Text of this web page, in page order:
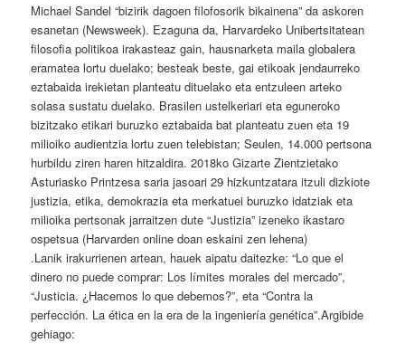
Michael Sandel “bizirik dagoen filofosorik bikainena” da askoren
esanetan (Newsweek). Ezaguna da, Harvardeko Unibertsitatean
filosofia politikoa irakasteaz gain, hausnarketa maila globalera
eramatea lortu duelako; besteak beste, gai etikoak jendaurreko
eztabaida irekietan planteatu dituelako eta entzuleen arteko
solasa sustatu duelako. Brasilen ustelkeriari eta eguneroko
bizitzako etikari buruzko eztabaida bat planteatu zuen eta 19
milioiko audientzia lortu zuen telebistan; Seulen, 14.000 pertsona
hurbildu ziren haren hitzaldira. 2018ko Gizarte Zientzietako
Asturiasko Printzesa saria jasoari 29 hizkuntzatara itzuli dizkiote
justizia, etika, demokrazia eta merkatuei buruzko idatziak eta
milioika pertsonak jarraitzen dute “Justizia” izeneko ikastaro
ospetsua (Harvarden online doan eskaini zen lehena)
.Lanik irakurrienen artean, hauek aipatu daitezke: “Lo que el
dinero no puede comprar: Los límites morales del mercado”,
“Justicia. ¿Hacemos lo que debemos?”, eta “Contra la
perfección. La ética en la era de la ingeniería genética”.Argibide
gehiago: